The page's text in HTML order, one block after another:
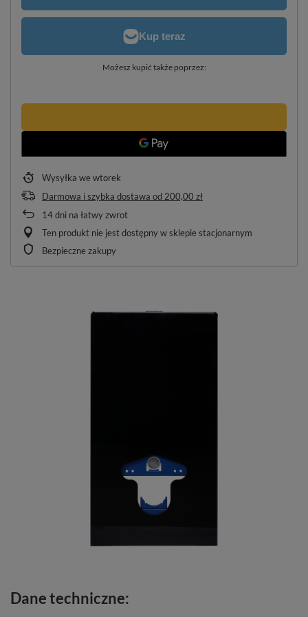
Możesz kupić także poprzez:
Wysyłka we wtorek
Darmowa i szybka dostawa od 200,00 zł
14dni na łatwy zwrot
Ten produkt nie jest dostępny w sklepie stacjonarnym
Bezpieczne zakupy
Dane techniczne: